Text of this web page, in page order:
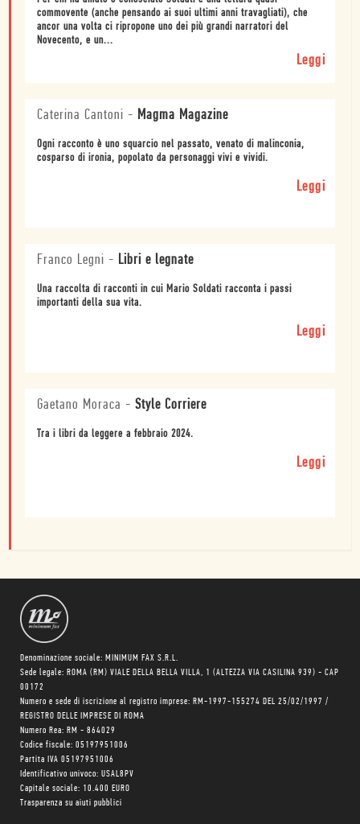
commovente (anche pensando ai suoi ultimi anni travagliati), che
ancor una volta ci ripropone uno dei più grandi narratori del
Novecento, e un...
Leggi
Caterina Cantoni - Magma Magazine
Ogni racconto è uno squarcio nel passato, venato di malinconia,
cosparso di ironia, popolato da personaggi vivi e vividi.
Leggi
Franco Legni - Libri e legnate
Una raccolta di racconti in cui Mario Soldati racconta i passi
importanti della sua vita.
Leggi
Gaetano Moraca - Style Corriere
Tra i libri da leggere a febbraio 2024.
Leggi
Denominazione sociale: MINIMUM FAX S.R.L.
Sede legale: ROMA (RM) VIALE DELLA BELLA VILLA, 1 (ALTEZZA VIA CASILINA 939) - CAP
00172
Numero e sede di iscrizione al registro imprese: RM-1997-155274 DEL 25/02/1997 /
REGISTRO DELLE IMPRESE DI ROMA
Numero Rea: RM - 864029
Codice fiscale: 05197951006
Partita IVA 05197951006
Identificativo univoco: USAL8PV
Capitale sociale: 10.400 EURO
Trasparenza su aiuti pubblici